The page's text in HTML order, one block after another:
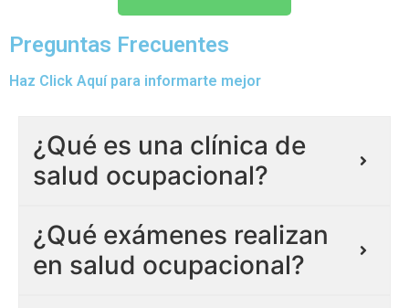
Preguntas Frecuentes
Haz Click Aquí para informarte mejor
¿Qué es una clínica de
salud ocupacional?
¿Qué exámenes realizan
en salud ocupacional?